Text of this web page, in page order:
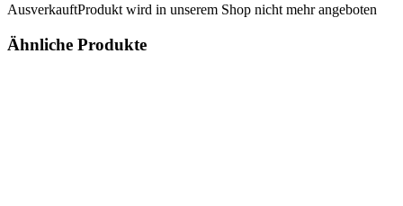
AusverkauftProdukt wird in unserem Shop nicht mehr angeboten
Ähnliche Produkte